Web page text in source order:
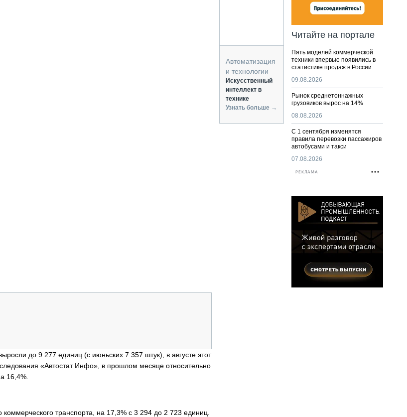
до 9 277 единиц (с июньских 7 357 штук), в августе этот
«Автостат Инфо», в прошлом месяце относительно
16,4%.
транспорта, на 17,3% с 3 294 до 2 723 единиц.
Автоматизация
и технологии
Искусственный
интеллект в
технике
Узнать больше →
Читайте на портале
Пять моделей коммерческой
техники впервые появились в
статистике продаж в России
09.08.2026
Рынок среднетоннажных
грузовиков вырос на 14%
08.08.2026
С 1 сентября изменятся
правила перевозки пассажиров
автобусами и такси
07.08.2026
РЕКЛАМА